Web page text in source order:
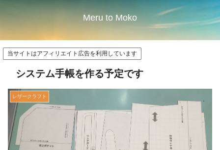
Meru to Moko
当サイトはアフィリエイト広告を利用しています
システム手帳を作る予定です
レザークラフト